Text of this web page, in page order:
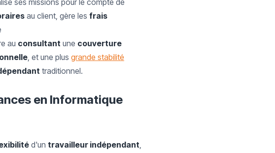
ses missions pour le compte de
au client, gère les frais
au consultant une couverture
, et une plus grande stabilité
traditionnel.
en Informatique
d'un travailleur indépendant,